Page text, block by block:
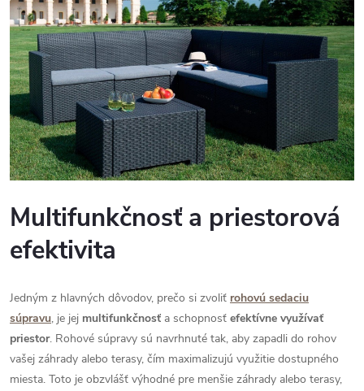
Multifunkčnosť a priestorová
efektivita
Jedným z hlavných dôvodov, prečo si zvoliť rohovú sedaciu
súpravu, je jej multifunkčnosť a schopnosť efektívne využívať
priestor. Rohové súpravy sú navrhnuté tak, aby zapadli do rohov
vašej záhrady alebo terasy, čím maximalizujú využitie dostupného
miesta. Toto je obzvlášť výhodné pre menšie záhrady alebo terasy,